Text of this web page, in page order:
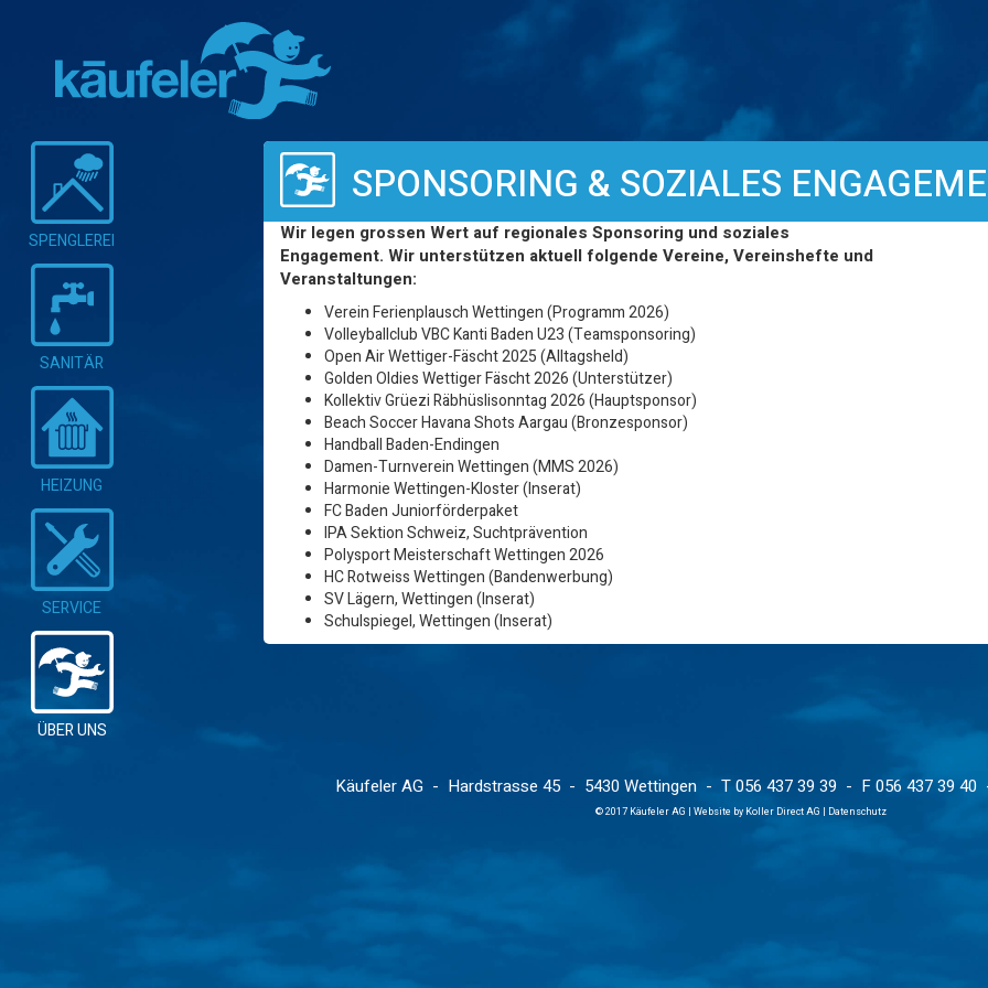
SPENGLEREI
SANITÄR
HEIZUNG
SERVICE
ÜBER UNS
SPONSORING & SOZIALES
Wir legen grossen Wert auf regionales Sponsoring und soziales
Engagement. Wir unterstützen aktuell folgende Vereine, Vereinshefte und
Veranstaltungen:
Verein Ferienplausch Wettingen (Programm 2026)
Volleyballclub VBC Kanti Baden U23 (Teamsponsoring)
Open Air Wettiger-Fäscht 2025 (Alltagsheld)
Golden Oldies Wettiger Fäscht 2026 (Unterstützer)
Kollektiv Grüezi Räbhüslisonntag 2026 (Hauptsponsor)
Beach Soccer Havana Shots Aargau (Bronzesponsor)
Handball Baden-Endingen
Damen-Turnverein Wettingen (MMS 2026)
Harmonie Wettingen-Kloster (Inserat)
FC Baden Juniorförderpaket
IPA Sektion Schweiz, Suchtprävention
Polysport Meisterschaft Wettingen 2026
HC Rotweiss Wettingen (Bandenwerbung)
SV Lägern, Wettingen (Inserat)
Schulspiegel, Wettingen (Inserat)
Käufeler AG- Hardstrasse 45- 5430 Wettingen- T 056 437 39 39 - F 056 437 39
© 2017 Käufeler AG | Website by Koller Direct AG | Datenschutz